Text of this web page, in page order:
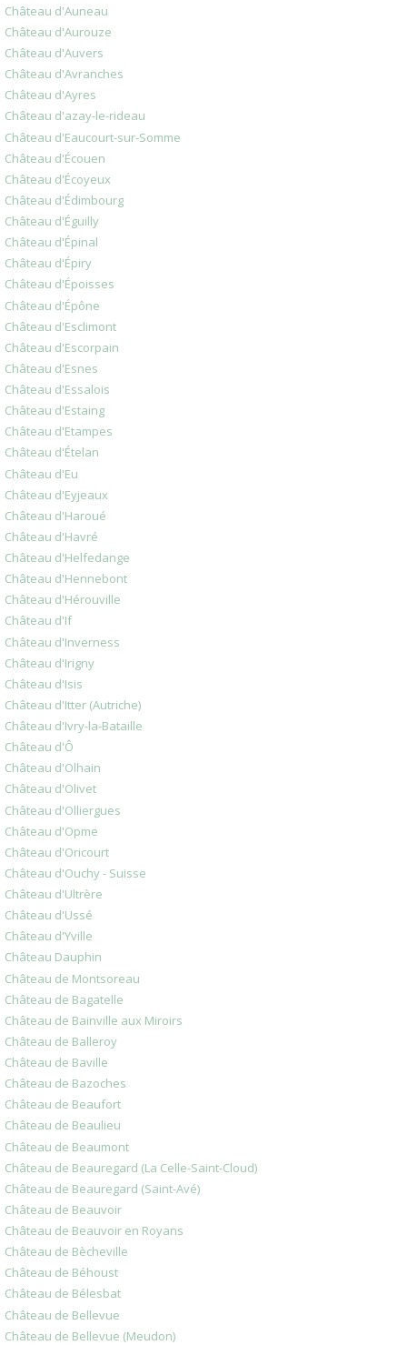
Château d'Auneau
Château d'Aurouze
Château d'Auvers
Château d'Avranches
Château d'Ayres
Château d'azay-le-rideau
Château d'Eaucourt-sur-Somme
Château d'Écouen
Château d'Écoyeux
Château d'Édimbourg
Château d'Éguilly
Château d'Épinal
Château d'Épiry
Château d'Époisses
Château d'Épône
Château d'Esclimont
Château d'Escorpain
Château d'Esnes
Château d'Essalois
Château d'Estaing
Château d'Etampes
Château d'Ételan
Château d'Eu
Château d'Eyjeaux
Château d'Haroué
Château d'Havré
Château d'Helfedange
Château d'Hennebont
Château d'Hérouville
Château d'If
Château d'Inverness
Château d'Irigny
Château d'Isis
Château d'Itter (Autriche)
Château d'Ivry-la-Bataille
Château d'Ô
Château d'Olhain
Château d'Olivet
Château d'Olliergues
Château d'Opme
Château d'Oricourt
Château d'Ouchy - Suisse
Château d'Ultrère
Château d'Ussé
Château d'Yville
Château Dauphin
Château de Montsoreau
Château de Bagatelle
Château de Bainville aux Miroirs
Château de Balleroy
Château de Baville
Château de Bazoches
Château de Beaufort
Château de Beaulieu
Château de Beaumont
Château de Beauregard (La Celle-Saint-Cloud)
Château de Beauregard (Saint-Avé)
Château de Beauvoir
Château de Beauvoir en Royans
Château de Bècheville
Château de Béhoust
Château de Bélesbat
Château de Bellevue
Château de Bellevue (Meudon)